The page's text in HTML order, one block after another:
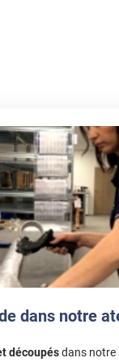
dans notre
découpésdans notre